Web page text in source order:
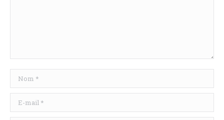
Nom *
E-mail *